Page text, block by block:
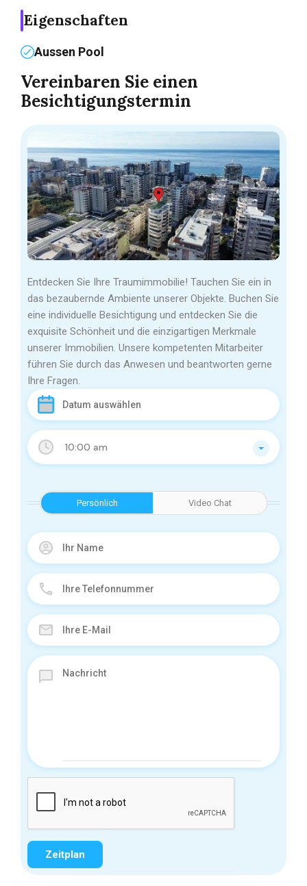
Eigenschaften
Aussen Pool
Vereinbaren Sie einen
Besichtigungstermin
10:00 am
Persönlich Video Chat
Entdecken Sie Ihre Traumimmobilie! Tauchen Sie ein in
das bezaubernde Ambiente unserer Objekte. Buchen Sie
eine individuelle Besichtigung und entdecken Sie die
exquisite Schönheit und die einzigartigen Merkmale
unserer Immobilien. Unsere kompetenten Mitarbeiter
führen Sie durch das Anwesen und beantworten gerne
Ihre Fragen.